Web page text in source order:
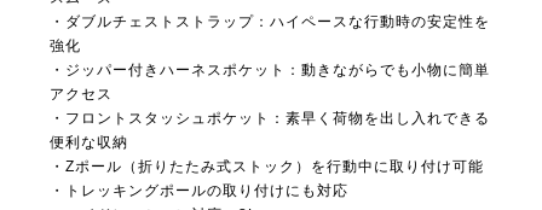
・ダブルチェストストラップ：ハイペースな行動時の安定性を
強化
・ジッパー付きハーネスポケット：動きながらでも小物に簡単
アクセス
・フロントスタッシュポケット：素早く荷物を出し入れできる
便利な収納
・Zポール（折りたたみ式ストック）を行動中に取り付け可能
・トレッキングポールの取り付けにも対応